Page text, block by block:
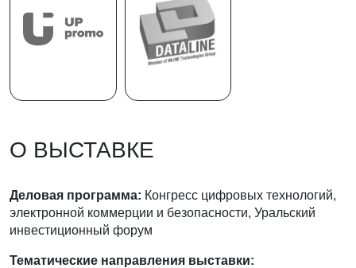
О ВЫСТАВКЕ
Деловая программа: Конгресс цифровых технологий,
электронной коммерции и безопасности, Уральский
инвестиционный форум
Тематические направления выставки: